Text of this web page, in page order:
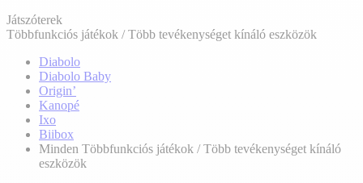
Játszóterek
Többfunkciós játékok / Több tevékenységet kínáló eszközök
Diabolo
Diabolo Baby
Origin’
Kanopé
Ixo
Biibox
Minden Többfunkciós játékok / Több tevékenységet kínáló
eszközök